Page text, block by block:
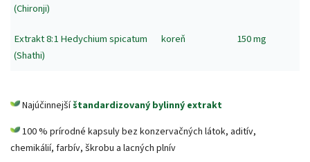
(Chironji)
Extrakt 8:1Hedychium spicatum
(Shathi)
koreň 150 mg
Najúčinnejšíštandardizovaný bylinný extrakt
100 % prírodné kapsuly bez konzervačných látok, aditív,
chemikálií, farbív, škrobu a lacných plnív